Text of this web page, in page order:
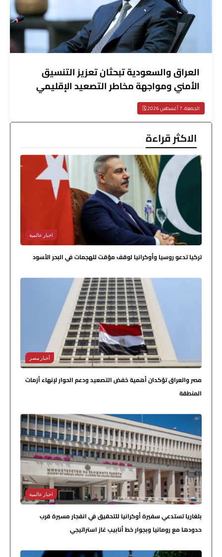
العراق والسعودية تبحثان تعزيز التنسيق
الأمني ومواجهة مخاطر التصعيد الإقليمي
الجمعة، 7 أغسطس 2026 🗓️
الاكثر قراءة
اخبار عالمية
تركيا تدعو روسيا وأوكرانيا لوقف مؤقت للهجمات في البحر الأسود
أخبار مصر
مصر والعراق تؤكدان أهمية خفض التصعيد ودعم الحوار لإنهاء أزمات
المنطقة
اخبار عالمية
بلغاريا تستدعي سفيرة أوكرانيا للتحقيق في انفجار مسيرة قرب
حدودها مع رومانيا وبجوار خط أنابيب غاز استراتيجي